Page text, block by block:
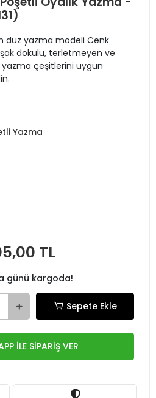
düz yazma modeli Cenk
dokulu, terletmeyen ve
çeşitlerini uygun
Yazma
TL
günü kargoda!
Sepete Ekle
İLE SİPARİŞ VER